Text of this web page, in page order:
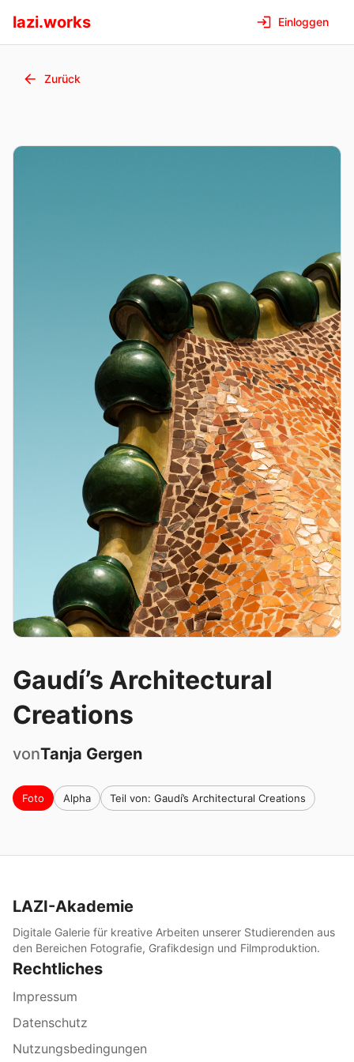
lazi.works Einloggen
Zurück
Gaudí’s Architectural
Creations
vonTanja Gergen
Foto Alpha Teil von: Gaudí’s Architectural Creations
LAZI-Akademie
Digitale Galerie für kreative Arbeiten unserer Studierenden aus
den Bereichen Fotografie, Grafikdesign und Filmproduktion.
Rechtliches
Impressum
Datenschutz
Nutzungsbedingungen